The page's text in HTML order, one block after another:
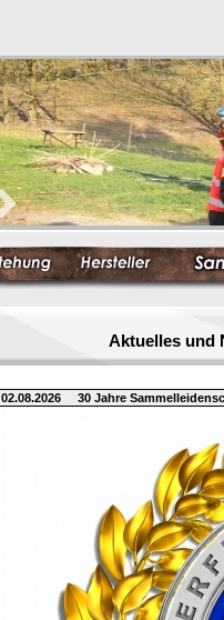
Aktuelles und
02.08.2026 30 Jahre